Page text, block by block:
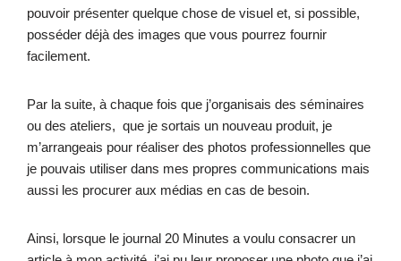
pouvoir présenter quelque chose de visuel et, si possible,
posséder déjà des images que vous pourrez fournir
facilement.
Par la suite, à chaque fois que j’organisais des séminaires
ou des ateliers, que je sortais un nouveau produit, je
m’arrangeais pour réaliser des photos professionnelles que
je pouvais utiliser dans mes propres communications mais
aussi les procurer aux médias en cas de besoin.
Ainsi, lorsque le journal 20 Minutes a voulu consacrer un